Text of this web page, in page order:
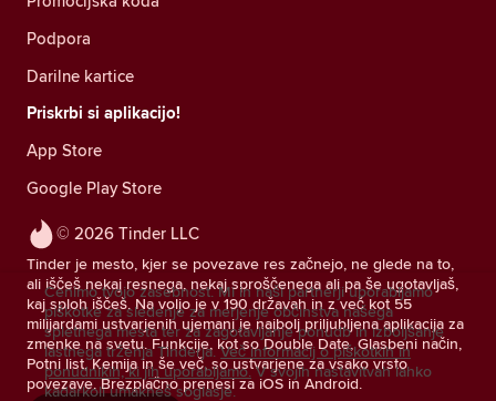
© 2026 Tinder LLC
Tinder je mesto, kjer se povezave res začnejo, ne glede na to,
ali iščeš nekaj resnega, nekaj sproščenega ali pa še ugotavljaš,
kaj sploh iščeš. Na voljo je v 190 državah in z več kot 55
milijardami ustvarjenih ujemanj je najbolj priljubljena aplikacija za
zmenke na svetu. Funkcije, kot so Double Date, Glasbeni način,
Potni list, Kemija in še več, so ustvarjene za vsako vrsto
povezave. Brezplačno prenesi za iOS in Android.
Podpora
Darilne kartice
Priskrbi si aplikacijo!
App Store
Google Play Store
Cenimo tvojo zasebnost. Mi in naši partnerji uporabljamo
piškotke za sledenje za merjenje občinstva našega
spletnega mesta ter za zagotavljanje ponudb in izboljšanje
lastnega trženja Tinderja. Več informacij o piškotkih in
ponudnikih, ki jih uporabljamo. V svojih nastavitvah lahko
kadarkoli umakneš soglasje.